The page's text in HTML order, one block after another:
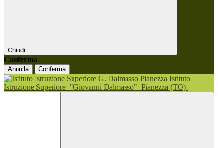
Chiudi
Conferma
Annulla Conferma
Istituto
Istruzione Superiore "Giovanni Dalmasso" Pianezza (TO)